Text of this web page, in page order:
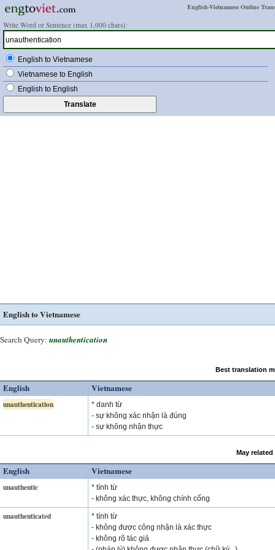
English-Vietnamese Online
Write Word or Sentence (max 1,000 chars):
English to Vietnamese
Vietnamese to English
English to English
English to Vietnamese
Search Query: unauthentication
Best translation
English Vietnamese
unauthentication
* danh từ
- sự không xác nhận là đúng
- sự không nhận thực
May
English Vietnamese
unauthentic
* tính từ
- không xác thực, không chính cống
unauthenticated
* tính từ
- không được công nhận là xác thực
- không rõ tác giả